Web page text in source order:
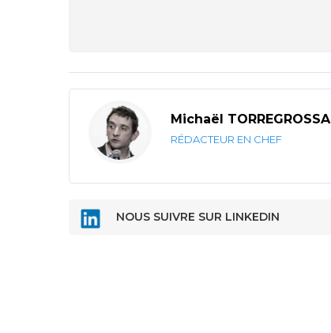
Michaël TORREGROSSA
RÉDACTEUR EN CHEF
NOUS SUIVRE SUR LINKEDIN